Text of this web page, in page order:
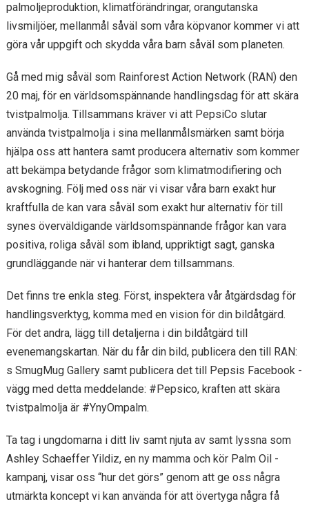
palmoljeproduktion, klimatförändringar, orangutanska
livsmiljöer, mellanmål såväl som våra köpvanor kommer vi att
göra vår uppgift och skydda våra barn såväl som planeten.
Gå med mig såväl som Rainforest Action Network (RAN) den
20 maj, för en världsomspännande handlingsdag för att skära
tvistpalmolja. Tillsammans kräver vi att PepsiCo slutar
använda tvistpalmolja i sina mellanmålsmärken samt börja
hjälpa oss att hantera samt producera alternativ som kommer
att bekämpa betydande frågor som klimatmodifiering och
avskogning. Följ med oss ​​när vi visar våra barn exakt hur
kraftfulla de kan vara såväl som exakt hur alternativ för till
synes överväldigande världsomspännande frågor kan vara
positiva, roliga såväl som ibland, uppriktigt sagt, ganska
grundläggande när vi hanterar dem tillsammans.
Det finns tre enkla steg. Först, inspektera vår åtgärdsdag för
handlingsverktyg, komma med en vision för din bildåtgärd.
För det andra, lägg till detaljerna i din bildåtgärd till
evenemangskartan. När du får din bild, publicera den till RAN:
s SmugMug Gallery samt publicera det till Pepsis Facebook -
vägg med detta meddelande: #Pepsico, kraften att skära
tvistpalmolja är #YnyOmpalm.
Ta tag i ungdomarna i ditt liv samt njuta av samt lyssna som
Ashley Schaeffer Yildiz, en ny mamma och kör Palm Oil -
kampanj, visar oss “hur det görs” genom att ge oss några
utmärkta koncept vi kan använda för att övertyga några få